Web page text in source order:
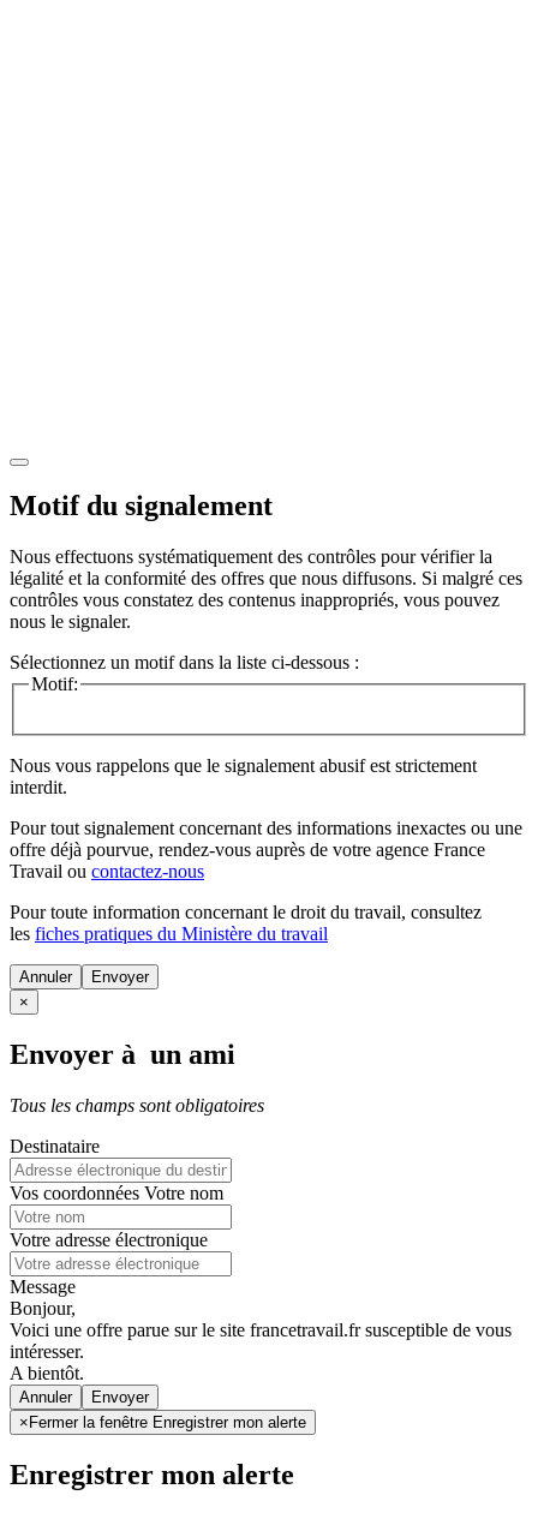
Motif du signalement
Nous effectuons systématiquement des contrôles pour vérifier la
légalité et la conformité des offres que nous diffusons. Si malgré ces
contrôles vous constatez des contenus inappropriés, vous pouvez
nous le signaler.
Sélectionnez un motif dans la liste ci-dessous :
Motif:
Nous vous rappelons que le signalement abusif est strictement
interdit.
Pour tout signalement concernant des informations inexactes ou une
offre déjà pourvue, rendez-vous auprès de votre agence France
Travail ou contactez-nous
Pour toute information concernant le droit du travail, consultez
les fiches pratiques du Ministère du travail
Annuler
×
Envoyer à un ami
Tous les champs sont obligatoires
Destinataire
Vos coordonnées Votre nom
Votre adresse électronique
Message
Bonjour,
Voici une offre parue sur le site francetravail.fr susceptible de vous
intéresser.
A bientôt.
Annuler
×Fermer la fenêtre Enregistrer mon alerte
Enregistrer mon alerte